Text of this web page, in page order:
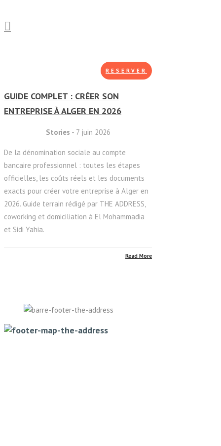
RESERVER
GUIDE COMPLET : CRÉER SON
ENTREPRISE À ALGER EN 2026
Stories - 7 juin 2026
De la dénomination sociale au compte
bancaire professionnel : toutes les étapes
officielles, les coûts réels et les documents
exacts pour créer votre entreprise à Alger en
2026. Guide terrain rédigé par THE ADDRESS,
coworking et domiciliation à El Mohammadia
et Sidi Yahia.
Read More